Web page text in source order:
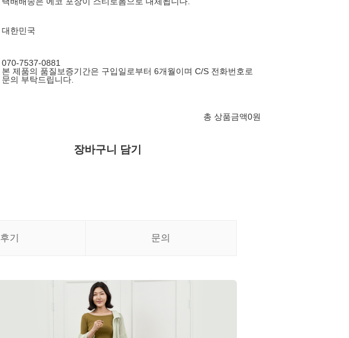
대한민국
070-7537-0881
본 제품의 품질보증기간은 구입일로부터 6개월이며 C/S 전화번호로
문의 부탁드립니다.
총 상품금액0원
장바구니 담기
후기 문의